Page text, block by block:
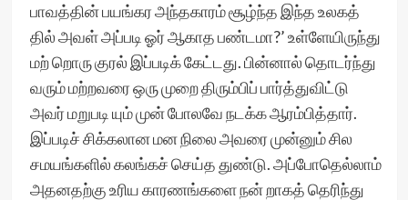
பாவத்தின் பயங்கர அந்தகாரம் சூழ்ந்த இந்த உலகத்
தில் அவள் அப்படி ஓர் ஆகாத பண்டமா?’ உள்ளேயிருந்து
மற் றொரு குரல் இப்படிக் கேட்டது. பின்னால் தொடர்ந்து
வரும் மற்றவரை ஒரு முறை திரும்பிப் பார்த்துவிட்டு
அவர் மறுபடி யும் முன் போலவே நடக்க ஆரம்பித்தார்.
இப்படிச் சிக்கலான மன நிலை அவரை முன்னும் சில
சமயங்களில் கலங்கச் செய்த துண்டு. அப்போதெல்லாம்
அதனதற்கு உரிய காரணங்களை நன் றாகத் தெரிந்து